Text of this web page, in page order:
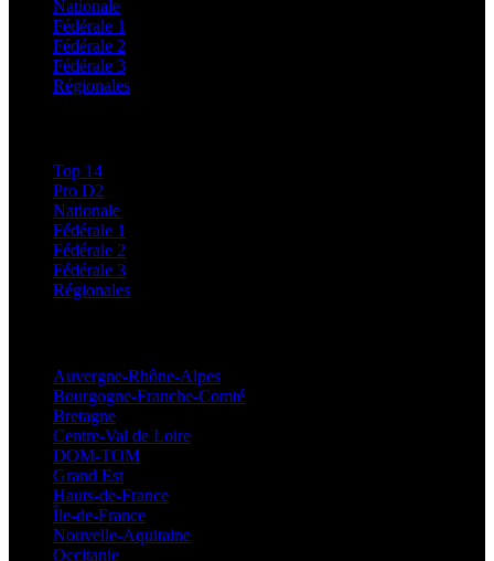
Nationale
Fédérale 1
Fédérale 2
Fédérale 3
Régionales
Top 14
Pro D2
Nationale
Fédérale 1
Fédérale 2
Fédérale 3
Régionales
Auvergne-Rhône-Alpes
Bourgogne-Franche-Comté
Bretagne
Centre-Val de Loire
DOM-TOM
Grand Est
Hauts-de-France
Île-de-France
Nouvelle-Aquitaine
Occitanie